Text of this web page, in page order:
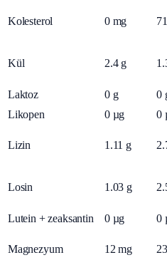
Kolesterol 0 mg 71
Kül 2.4 g
Laktoz 0 g 0
Likopen
0 µg 0
Lizin 1.11 g
Losin 1.03 g
Lutein + zeaksantin 0 µg 0
Magnezyum 12 mg 23